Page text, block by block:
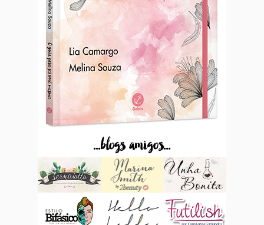
...blogs amigos...